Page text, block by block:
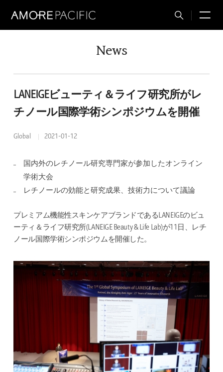
Total
Search
News
LANEIGEビューティ＆ライフ研究所がレ
チノール国際学術シンポジウムを開催
Global 2021-01-12
国内外のレチノール研究専門家が参加したオンライン
学術大会
レチノールの効能と研究成果、技術力について議論
プレミアム機能性スキンケアブランドであるLANEIGEのビュ
ーティ＆ライフ研究所(LANEIGE Beauty & Life Lab)が11日、レチ
ノール国際学術シンポジウムを開催した。